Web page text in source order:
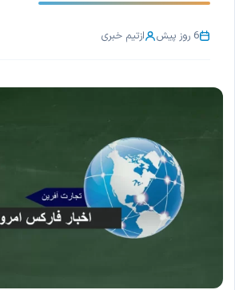
6 روز پیش ازتیم خبری